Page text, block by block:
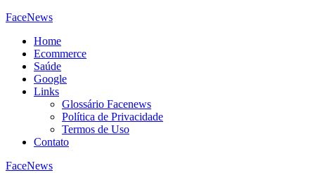
FaceNews
Home
Ecommerce
Saúde
Google
Links
Glossário Facenews
Política de Privacidade
Termos de Uso
Contato
FaceNews